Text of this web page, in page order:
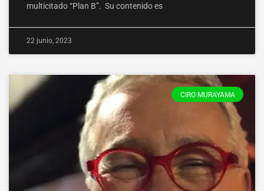
multicitado “Plan B”. Su contenido es
22 junio, 2023
CIRO MURAYAMA